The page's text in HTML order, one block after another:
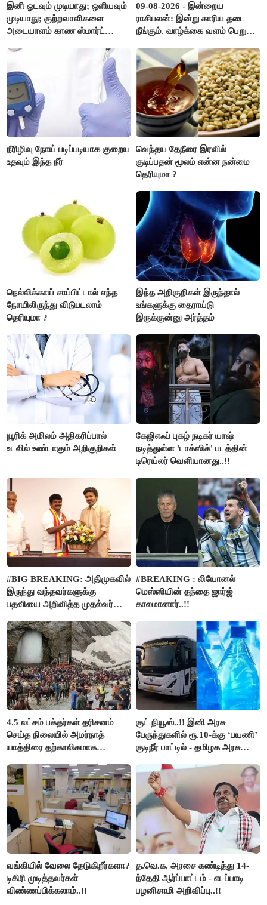
இனி ஓடவும் முடியாது; ஒளியவும்
முடியாது; குற்றவாளிகளை
அடையாளம் காண ஸ்மார்ட்
09-08-2026 - இன்றைய
ராசிபலன்: இன்று காரிய தடை
நீங்கும். வாழ்க்கை வளம் பெறும்.
எடைபோடுவது நல்லது..!
நீரிழிவு நோய் படிப்படியாக குறைய
உதவும் இந்த நீர்
வெந்தய தேநீரை இரவில்
குடிப்பதன் மூலம் என்ன நன்மை
தெரியுமா ?
நெல்லிக்காய் சாப்பிட்டால் எந்த
நோயிலிருந்து விடுபடலாம்
தெரியுமா ?
இந்த அறிகுறிகள் இருந்தால்
உங்களுக்கு தைராய்டு
இருக்குன்னு அர்த்தம்
யூரிக் அமிலம் அதிகரிப்பால்
உடலில் உண்டாகும் அறிகுறிகள்
கேஜிஎஃப் புகழ் நடிகர் யாஷ்
நடித்துள்ள 'டாக்‌ஸிக்' படத்தின்
டிரெய்லர் வெளியானது..!!
#BIG BREAKING: அதிமுகவில்
இருந்து வந்தவர்களுக்கு
பதவியை அறிவித்த முதல்வர்
#BREAKING : லியோனல்
மெஸ்ஸியின் தந்தை ஜார்ஜ்
காலமானார்..!!
4.5 லட்சம் பக்தர்கள் தரிசனம்
செய்த நிலையில் அமர்நாத்
யாத்திரை தற்காலிகமாக
குட் நியூஸ்..!! இனி அரசு
பேருந்துகளில் ரூ.10-க்கு ‘பயணி’
குடிநீர் பாட்டில் - தமிழக அரசு
வங்கியில் வேலை தேடுகிறீர்களா?
டிகிரி முடித்தவர்கள்
விண்ணப்பிக்கலாம்..!!
த.வெ.க. அரசை கண்டித்து 14-
ந்தேதி ஆர்ப்பாட்டம் - எடப்பாடி
பழனிசாமி அறிவிப்பு..!!